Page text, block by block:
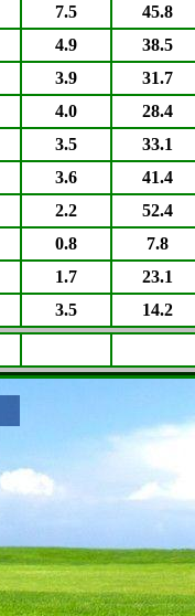
7.5
45.8
4.9
38.5
3.9
31.7
4.0
28.4
3.5
33.1
3.6
41.4
2.2
52.4
0.8
7.8
1.7
23.1
3.5 14.2